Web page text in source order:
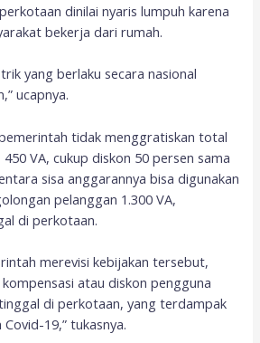
dinilai nyaris lumpuh karena
bekerja dari rumah.
yang berlaku secara nasional
ucapnya.
tidak menggratiskan total
VA, cukup diskon 50 persen sama
sisa anggarannya bisa digunakan
pelanggan 1.300 VA,
di perkotaan.
merevisi kebijakan tersebut,
atau diskon pengguna
di perkotaan, yang terdampak
19,” tukasnya.